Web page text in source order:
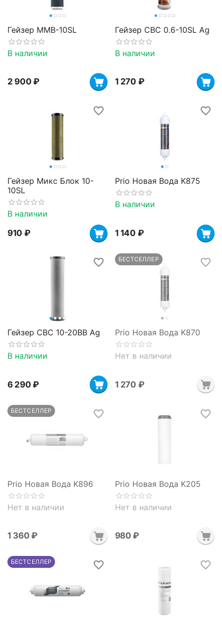
Гейзер MMB-10SL
В наличии
2 900 ₽
Гейзер CBC 0.6-10SL Ag
В наличии
1 270 ₽
Гейзер Микс Блок 10-
10SL
В наличии
‍910‍ ₽
Prio Новая Вода K875
В наличии
1 140 ₽
Гейзер CBC 10-20BB Ag
В наличии
6 290 ₽
БЕСТСЕЛЛЕР
Prio Новая Вода K870
Нет в наличии
1 270 ₽
БЕСТСЕЛЛЕР
Prio Новая Вода K896
Нет в наличии
1 360 ₽
Prio Новая Вода K205
Нет в наличии
‍980‍ ₽
БЕСТСЕЛЛЕР